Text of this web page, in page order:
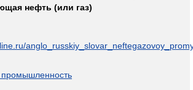
нефть (или газ)
промышленность